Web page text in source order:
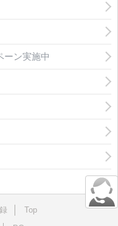
ーン実施中
Top